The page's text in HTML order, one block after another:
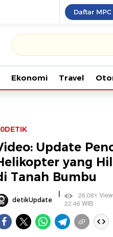
Daftar MPC
Ekonomi Travel
Update
yang
Tanah Bumbu
detikUpdate |
26,081
22:46 WIB